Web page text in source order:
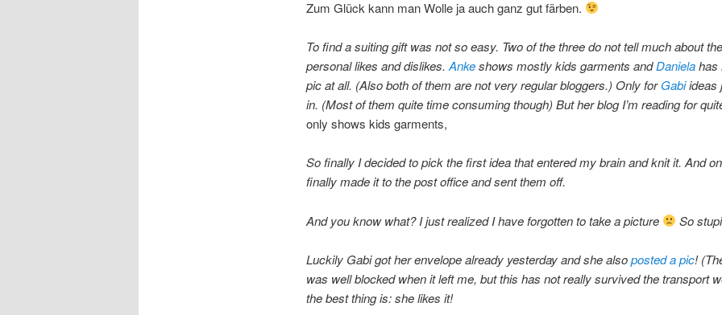
Zum Glück kann man Wolle ja auch ganz gut färben.
To find a suiting gift was not so easy. Two of the three do not tell much about
personal likes and dislikes. Ankeshows mostly kids garments andDanielahas
pic at all. (Also both of them are not very regular bloggers.) Only forGabiideas
in. (Most of them quite time consuming though) But her blog I’m reading for
only shows kids garments,
So finally I decided to pick the first idea that entered my brain and knit it. And
finally made it to the post office and sent them off.
And you know what? I just realized I have forgotten to take a picture So
Luckily Gabi got her envelope already yesterday and she alsoposted a pic!
was well blocked when it left me, but this has not really survived the transport
the best thing is: she likes it!